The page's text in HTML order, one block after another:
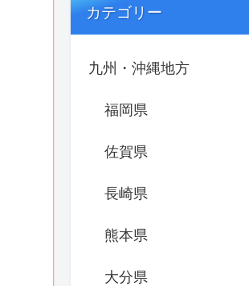
カテゴリー
九州・沖縄地方
福岡県
佐賀県
長崎県
熊本県
大分県